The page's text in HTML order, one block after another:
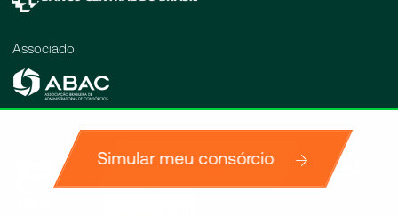
Simular meu consórcio
Associado
Certificações
Simule agora